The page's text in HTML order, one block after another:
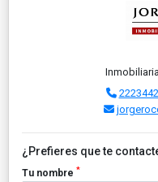
¿Prefieres que te
Tu nombre *